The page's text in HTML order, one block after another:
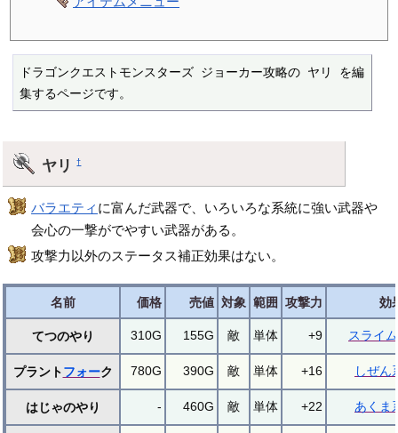
ドラゴンクエストモンスターズ ジョーカー攻略の ヤリ を編
集するページです。
ヤリ†
バラエティ に富んだ武器で、いろいろな系統に強い武器や
会心の一撃がでやすい武器がある。
攻撃力以外のステータス補正効果はない。
名前 価格 売値 対象 範囲 攻撃力 効
てつのやり 310G 155G 敵 単体 +9 スライ
プラントフォーク 780G 390G 敵 単体 +16 しぜん
はじゃのやり - 460G 敵 単体 +22 あくま